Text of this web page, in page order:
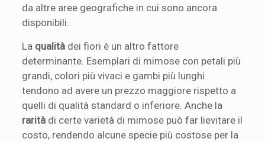
da altre aree geografiche in cui sono ancora
disponibili.
La qualità dei fiori è un altro fattore
determinante. Esemplari di mimose con petali più
grandi, colori più vivaci e gambi più lunghi
tendono ad avere un prezzo maggiore rispetto a
quelli di qualità standard o inferiore. Anche la
rarità di certe varietà di mimose può far lievitare il
costo, rendendo alcune specie più costose per la